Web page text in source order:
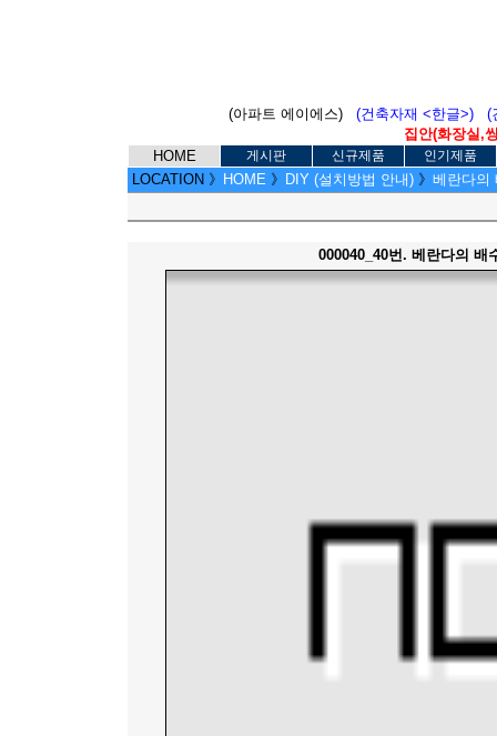
(아파트 에이에스) (건축자재 <한글>)
(
집안(화장실,
HOME
게시판 신규제품 인기제품
LOCATION 》 HOME 》 DIY (설치방법 안내) 》 베란다의
000040_40번. 베란다의 배